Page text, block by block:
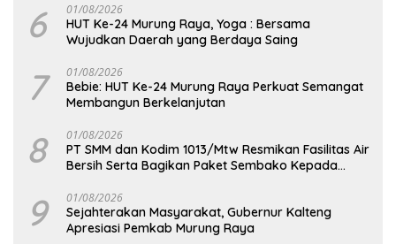
6 01/08/2026
HUT Ke-24 Murung Raya, Yoga : Bersama
Wujudkan Daerah yang Berdaya Saing
7 01/08/2026
Bebie: HUT Ke-24 Murung Raya Perkuat Semangat
Membangun Berkelanjutan
8 01/08/2026
PT SMM dan Kodim 1013/Mtw Resmikan Fasilitas Air
Bersih Serta Bagikan Paket Sembako Kepada
9 01/08/2026
Sejahterakan Masyarakat, Gubernur Kalteng
Apresiasi Pemkab Murung Raya